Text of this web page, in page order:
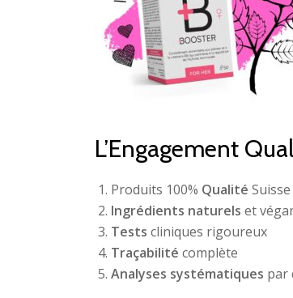
L’Engagement
Produits 100% Qualité Suisse
Ingrédients naturels et
Tests cliniques rigoureux
Traçabilité complète
Analyses systématiques par